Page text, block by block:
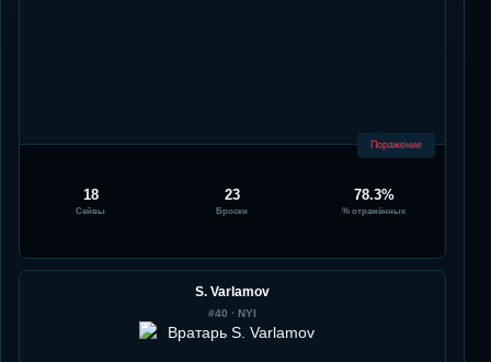
Поражение
18
Сейвы
23
Броски
78.3%
% отражённых
S. Varlamov
#40 · NYI